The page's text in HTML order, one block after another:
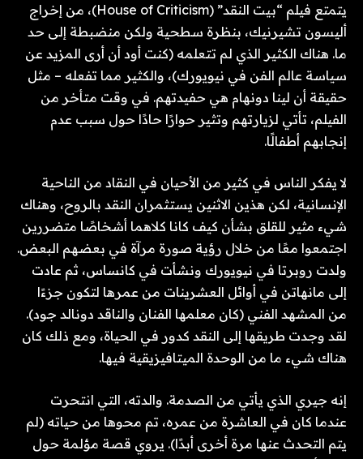
يتمتع فيلم “بيت النقد” (House of Criticism)، من إخراج
أليسون تشيرنيك، بنظرة سطحية ولكن منضبطة إلى حد
ما. هناك الكثير الذي لم تتعلمه (كنت أود أن أرى المزيد عن
سياسة عالم الفن في نيويورك)، والكثير مما تفعله – مثل
حقيقة أن لينا دونهام هي حفيدتهم. في وقت متأخر من
الفيلم، تأتي لزيارتهم وتثير حوارًا حادًا حول سبب عدم
إنجابهم أطفالًا.
لا يفكر الناس في كثير من الأحيان في النقاد من الناحية
الإنسانية، لكن هذين الاثنين يستثمران النقد بالروح، وهناك
شيء مثير للقلق بشأن كيف كانا كلاهما أشخاصًا متضررين
اجتمعوا معًا من خلال رؤية صورة مرآة في بعضهم البعض.
ولدت روبرتا في نيويورك ونشأت في كانساس، ثم عادت
إلى مانهاتن في أوائل العشرينات من عمرها لتكون جزءًا
من المشهد الفني (كان معلمها الفنان والناقد دونالد جود).
لقد وجدت طريقها إلى النقد كدور في الحياة، ومع ذلك كان
هناك شيء ما من الوحدة الميتافيزيقية فيها.
إنه جيري الذي يأتي من الصدمة. والدته، التي انتحرت
عندما كان في العاشرة من عمره، تم محوها من حياته (لم
يتم التحدث عنها مرة أخرى أبدًا). يروي قصة مؤلمة حول